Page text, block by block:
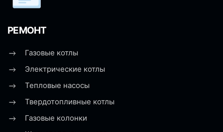
РЕМОНТ
Газовые котлы
Электрические котлы
Тепловые насосы
Твердотопливные котлы
Газовые колонки